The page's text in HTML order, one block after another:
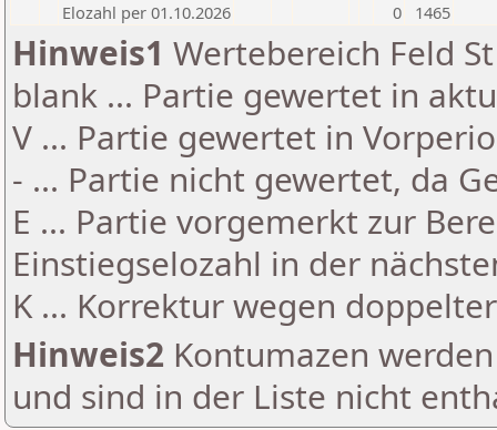
Elozahl per 01.10.2026
0 1465
Hinweis1 Wertebereich Feld
blank ... Partie gewertet in
V ... Partie gewertet in
- ... Partie nicht gewertet, da
E ... Partie vorgemerkt zur
Einstiegselozahl in der
K ... Korrektur wegen
Hinweis2 Kontumazen
und sind in der Liste nicht